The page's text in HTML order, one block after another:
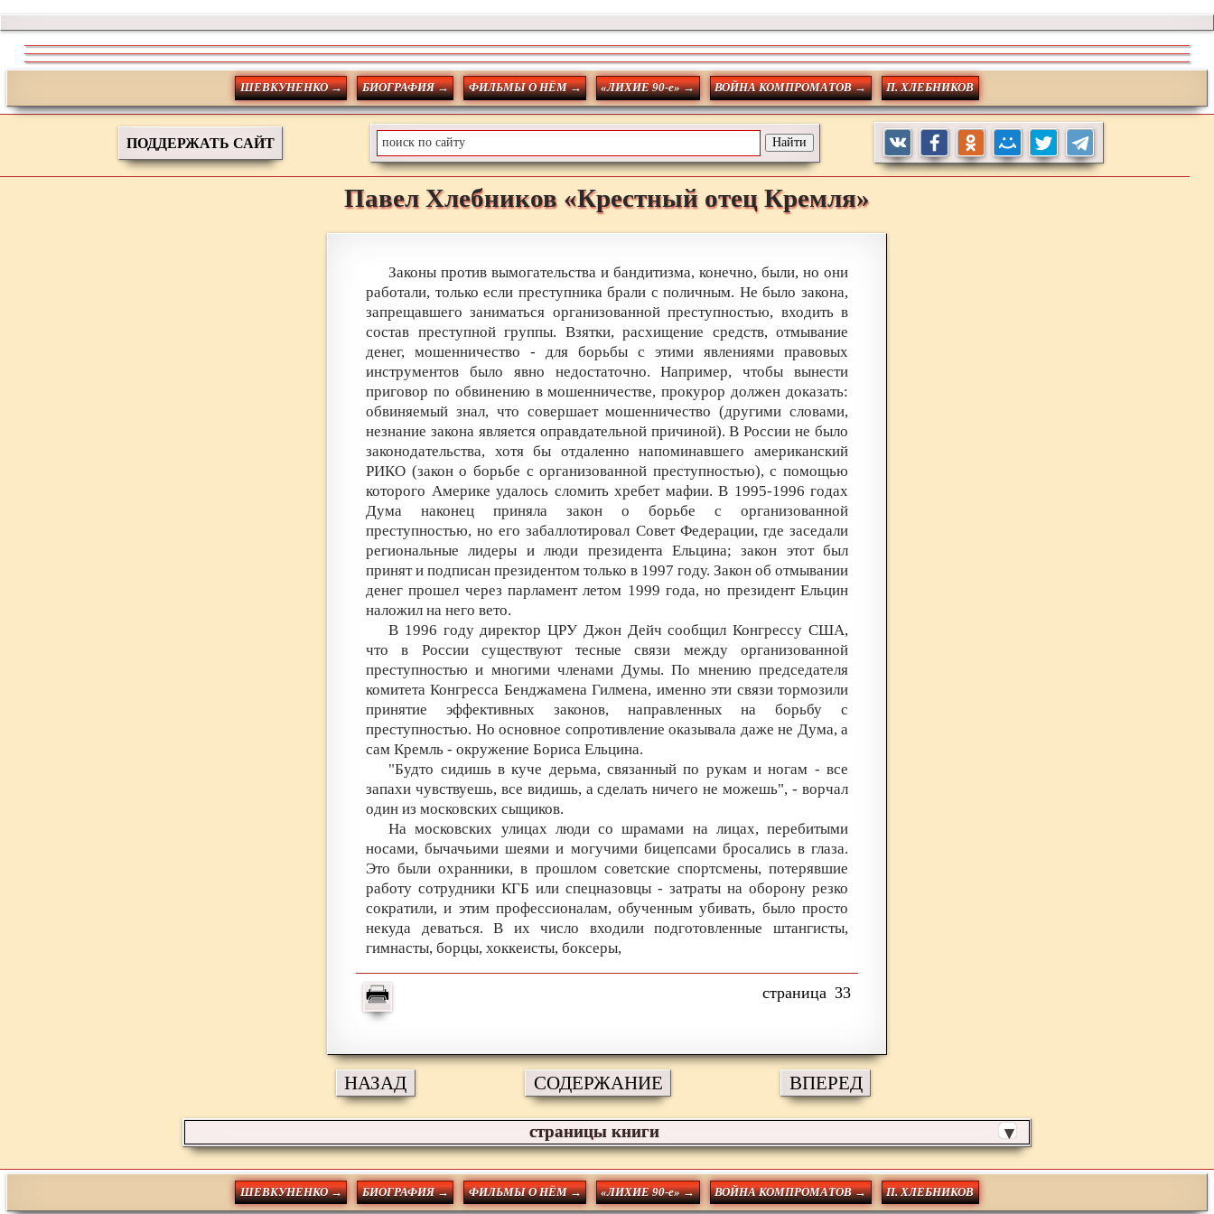
ШЕВКУНЕНКО → БИОГРАФИЯ → ФИЛЬМЫ О НЁМ → «ЛИХИЕ 90-е» → ВОЙНА КОМПРОМАТОВ → П. ХЛЕБНИКОВ
ПОДДЕРЖАТЬ САЙТ
Павел Хлебников «Крестный отец Кремля»
Законы против вымогательства и бандитизма, конечно, были, но они
работали, только если преступника брали с поличным. Не было закона,
запрещавшего заниматься организованной преступностью, входить в
состав преступной группы. Взятки, расхищение средств, отмывание
денег, мошенничество - для борьбы с этими явлениями правовых
инструментов было явно недостаточно. Например, чтобы вынести
приговор по обвинению в мошенничестве, прокурор должен доказать:
обвиняемый знал, что совершает мошенничество (другими словами,
незнание закона является оправдательной причиной). В России не было
законодательства, хотя бы отдаленно напоминавшего американский
РИКО (закон о борьбе с организованной преступностью), с помощью
которого Америке удалось сломить хребет мафии. В 1995-1996 годах
Дума наконец приняла закон о борьбе с организованной
преступностью, но его забаллотировал Совет Федерации, где заседали
региональные лидеры и люди президента Ельцина; закон этот был
принят и подписан президентом только в 1997 году. Закон об отмывании
денег прошел через парламент летом 1999 года, но президент Ельцин
наложил на него вето.
В 1996 году директор ЦРУ Джон Дейч сообщил Конгрессу США,
что в России существуют тесные связи между организованной
преступностью и многими членами Думы. По мнению председателя
комитета Конгресса Бенджамена Гилмена, именно эти связи тормозили
принятие эффективных законов, направленных на борьбу с
преступностью. Но основное сопротивление оказывала даже не Дума, а
сам Кремль - окружение Бориса Ельцина.
"Будто сидишь в куче дерьма, связанный по рукам и ногам - все
запахи чувствуешь, все видишь, а сделать ничего не можешь", - ворчал
один из московских сыщиков.
На московских улицах люди со шрамами на лицах, перебитыми
носами, бычачьими шеями и могучими бицепсами бросались в глаза.
Это были охранники, в прошлом советские спортсмены, потерявшие
работу сотрудники КГБ или спецназовцы - затраты на оборону резко
сократили, и этим профессионалам, обученным убивать, было просто
некуда деваться. В их число входили подготовленные штангисты,
гимнасты, борцы, хоккеисты, боксеры,
33
НАЗАД СОДЕРЖАНИЕ ВПЕРЕД
страницы книги ▼
ШЕВКУНЕНКО → БИОГРАФИЯ → ФИЛЬМЫ О НЁМ → «ЛИХИЕ 90-е» → ВОЙНА КОМПРОМАТОВ → П. ХЛЕБНИКОВ